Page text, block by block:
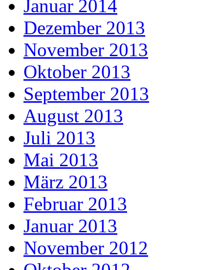
Januar 2014
Dezember 2013
November 2013
Oktober 2013
September 2013
August 2013
Juli 2013
Mai 2013
März 2013
Februar 2013
Januar 2013
November 2012